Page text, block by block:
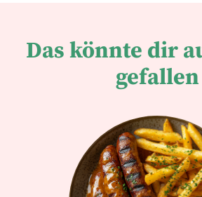
Das könnte dir
gefallen